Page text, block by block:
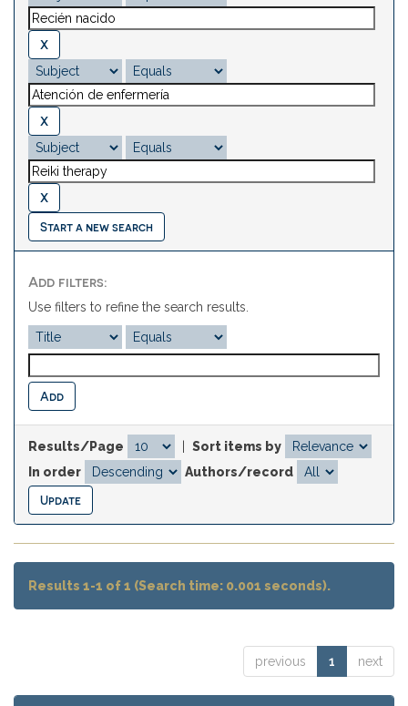
Start a new search
Add filters:
Use filters to refine the search results.
Results/Page
Sort items by
In order
Authors/record
Results 1-1 of 1 (Search time: 0.001 seconds).
previous 1 next